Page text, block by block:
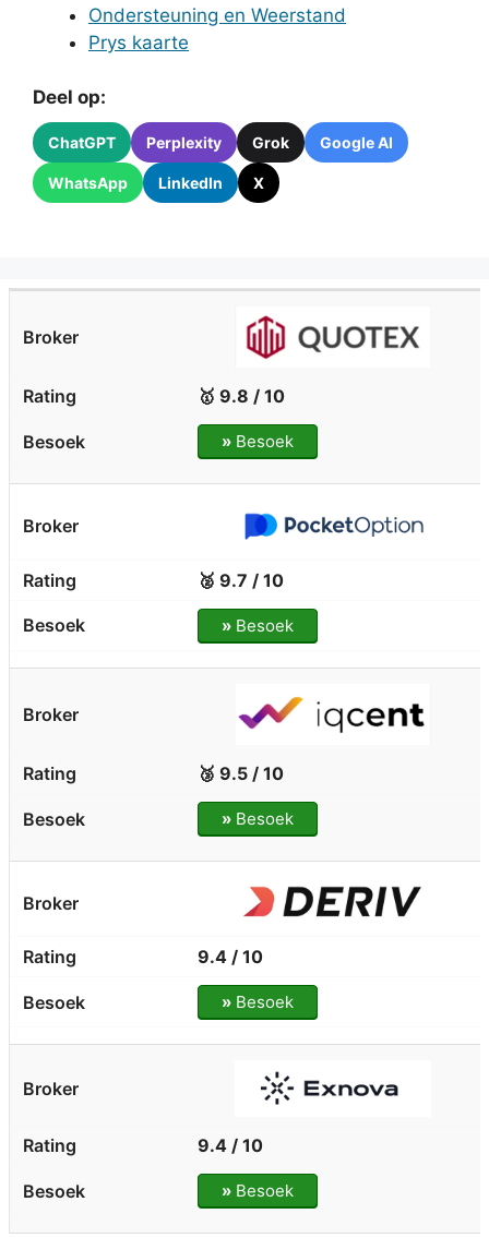
Ondersteuning en Weerstand
Prys kaarte
Deel op:
ChatGPT Perplexity Grok Google AI
WhatsApp LinkedIn X
🥇 9.8 / 10
»Besoek
🥈 9.7 / 10
»Besoek
🥉 9.5 / 10
»Besoek
9.4 / 10
»Besoek
9.4 / 10
»Besoek